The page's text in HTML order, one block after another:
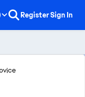
RegisterSign In